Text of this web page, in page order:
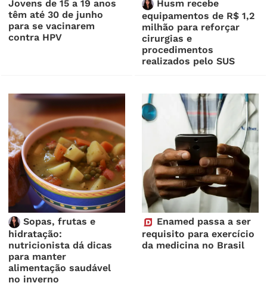
Jovens de 15 a 19 anos
têm até 30 de junho
para se vacinarem
contra HPV
Husm recebe
equipamentos de R$ 1,2
milhão para reforçar
cirurgias e
procedimentos
realizados pelo SUS
Sopas, frutas e
hidratação:
nutricionista dá dicas
para manter
alimentação saudável
no inverno
Enamed passa a ser
requisito para exercício
da medicina no Brasil